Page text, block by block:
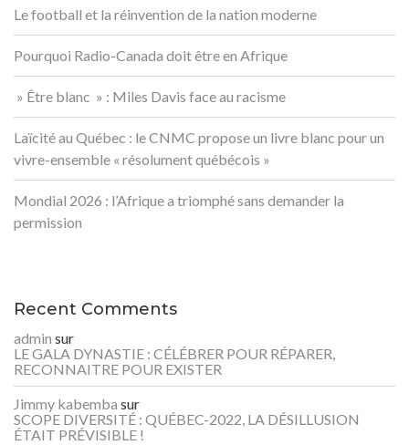
Le football et la réinvention de la nation moderne
Pourquoi Radio-Canada doit être en Afrique
» Être blanc » : Miles Davis face au racisme
Laïcité au Québec : le CNMC propose un livre blanc pour un
vivre-ensemble « résolument québécois »
Mondial 2026 : l’Afrique a triomphé sans demander la
permission
Recent Comments
admin sur
LE GALA DYNASTIE : CÉLÉBRER POUR RÉPARER,
RECONNAITRE POUR EXISTER
Jimmy kabemba sur
SCOPE DIVERSITÉ : QUÉBEC-2022, LA DÉSILLUSION
ÉTAIT PRÉVISIBLE !